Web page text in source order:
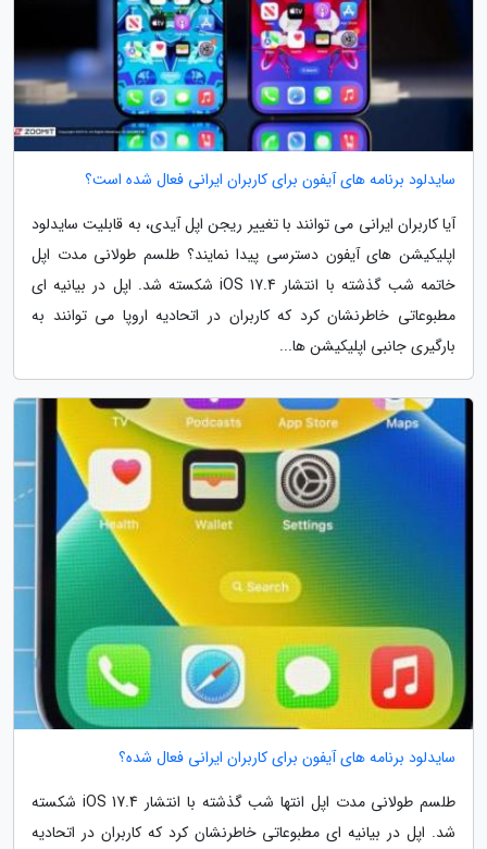
سایدلود برنامه های آیفون برای کاربران ایرانی فعال شده است؟
آیا کاربران ایرانی می توانند با تغییر ریجن اپل آیدی، به قابلیت سایدلود
اپلیکیشن های آیفون دسترسی پیدا نمایند؟ طلسم طولانی مدت اپل
خاتمه شب گذشته با انتشار iOS 17.4 شکسته شد. اپل در بیانیه ای
مطبوعاتی خاطرنشان کرد که کاربران در اتحادیه اروپا می توانند به
بارگیری جانبی اپلیکیشن ها...
سایدلود برنامه های آیفون برای کاربران ایرانی فعال شده؟
طلسم طولانی مدت اپل انتها شب گذشته با انتشار iOS 17.4 شکسته
شد. اپل در بیانیه ای مطبوعاتی خاطرنشان کرد که کاربران در اتحادیه